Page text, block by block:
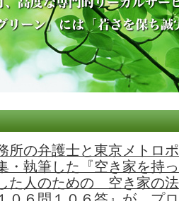
所の弁護士と東京メトロ
・執筆した『空き家を持
た人のための 空き家の